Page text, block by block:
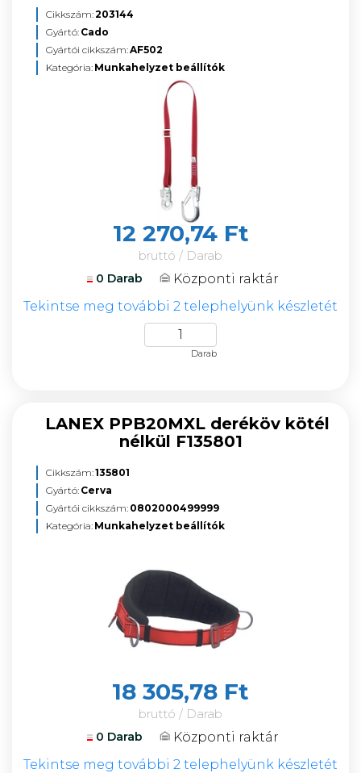
Cikkszám:203144
Gyártó: Cado
Gyártói cikkszám:AF502
Kategória: Munkahelyzet beállítók
12 270,74 Ft
bruttó / Darab
0 Darab
Központi raktár
Tekintse meg további 2 telephelyünk készletét
Darab
LANEX PPB20MXL deréköv kötél
nélkül F135801
Cikkszám:135801
Gyártó: Cerva
Gyártói cikkszám: 0802000499999
Kategória: Munkahelyzet beállítók
18 305,78 Ft
bruttó / Darab
0 Darab
Központi raktár
Tekintse meg további 2 telephelyünk készletét